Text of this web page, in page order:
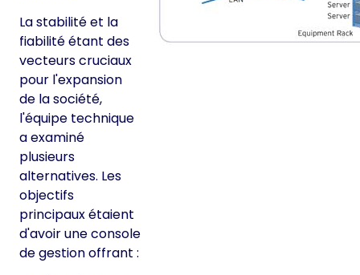
La stabilité et la
fiabilité étant des
vecteurs cruciaux
pour l'expansion
de la société,
l'équipe technique
a examiné
plusieurs
alternatives. Les
objectifs
principaux étaient
d'avoir une console
de gestion offrant :